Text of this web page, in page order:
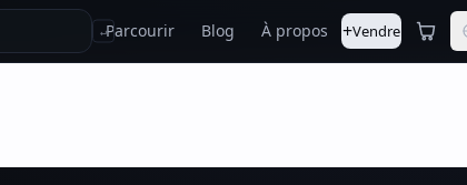
↵Parcourir Blog À propos +Vendre